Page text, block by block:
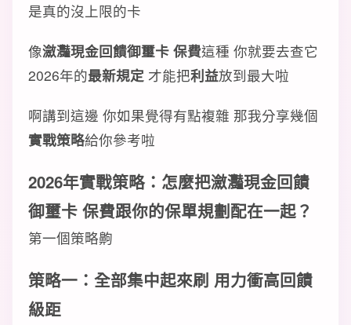
是真的沒上限的卡
像瀲灩現金回饋御璽卡 保費這種 你就要去查它
2026年的最新規定 才能把利益放到最大啦
啊講到這邊 你如果覺得有點複雜 那我分享幾個
實戰策略給你參考啦
2026年實戰策略 ：怎麼把瀲灩現金回饋
御璽卡 保費跟你的保單規劃配在一起？
第一個策略齁
策略一：全部集中起來刷 用力衝高回饋
級距